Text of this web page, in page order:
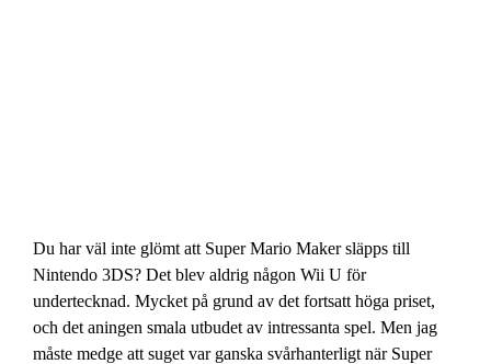
Du har väl inte glömt att Super Mario Maker släpps till
Nintendo 3DS? Det blev aldrig någon Wii U för
undertecknad. Mycket på grund av det fortsatt höga priset,
och det aningen smala utbudet av intressanta spel. Men jag
måste medge att suget var ganska svårhanterligt när Super